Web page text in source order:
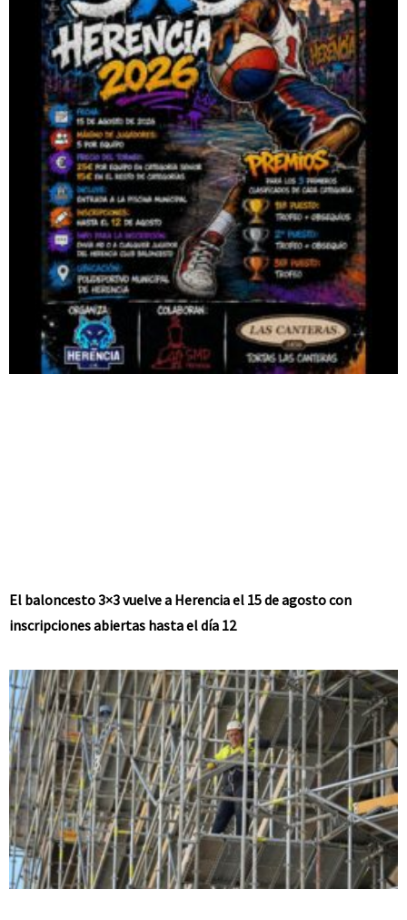
El baloncesto 3×3 vuelve a Herencia el 15 de agosto con
inscripciones abiertas hasta el día 12